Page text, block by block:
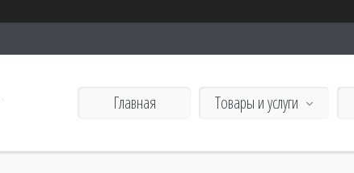
Главная Товары и услуги